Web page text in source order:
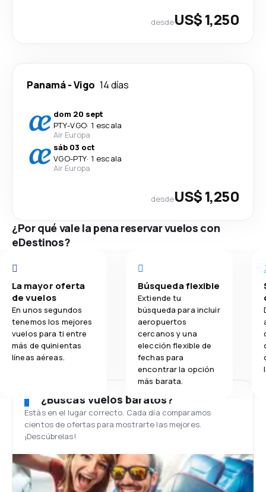
desdeUS$ 1,250
Panamá-Vigo 14 días
dom 20 sept
PTY-VGO· 1 escala
Air Europa
sáb 03 oct
VGO-PTY· 1 escala
Air Europa
desdeUS$ 1,250
¿Por qué vale la pena reservar vuelos con
eDestinos?
La mayor oferta
de vuelos
En unos segundos
tenemos los mejores
vuelos para ti entre
más de quinientas
líneas aéreas.
Búsqueda flexible
Extiende tu
búsqueda para incluir
aeropuertos
cercanos y una
elección flexible de
fechas para
encontrar la opción
más barata.
¿Buscas vuelos baratos?
Estás en el lugar correcto. Cada día comparamos
cientos de ofertas para mostrarte las mejores.
¡Descúbrelas!